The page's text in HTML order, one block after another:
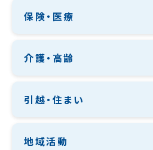
保険・医療
介護・高齢
引越・住まい
地域活動